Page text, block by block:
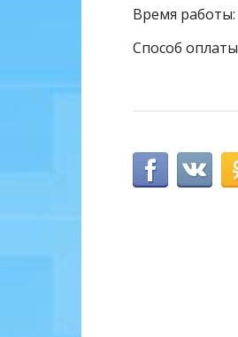
Время работы:
Способ